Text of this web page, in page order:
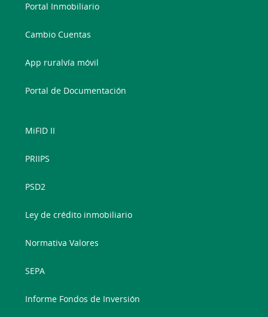
Portal Inmobiliario
Cambio Cuentas
App ruralvía móvil
Portal de Documentación
MiFID II
PRIIPS
PSD2
Ley de crédito inmobiliario
Normativa Valores
SEPA
Informe Fondos de Inversión